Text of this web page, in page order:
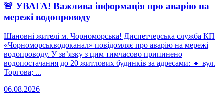
🚨 УВАГА! Важлива інформація про аварію на
мережі водопроводу
Шановні жителі м. Чорноморська! Диспетчерська служба КП
«Чорноморськводоканал» повідомляє про аварію на мережі
водопроводу. У зв’язку з цим тимчасово припинено
водопостачання до 20 житлових будинків за адресами: 🔹 вул.
Торгова; ...
06.08.2026